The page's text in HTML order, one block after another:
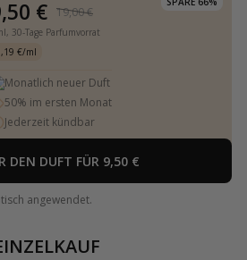
€ 19,00 €
30-Tage Parfumvorrat
€/ml
Monatlich neuer Duft
50% im ersten Monat
Jederzeit kündbar
DEN DUFT FÜR 9,50 €
angewendet.